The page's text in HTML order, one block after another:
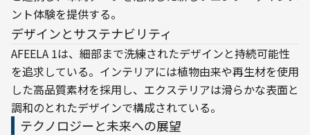
ント体験を提供する。
デザインとサステナビリティ
AFEELA 1は、細部まで洗練されたデザインと持続可能性
を追求している。インテリアには植物由来や再生材を使用
した高品質素材を採用し、エクステリアは滑らかな表面と
調和のとれたデザインで構成されている。
テクノロジーと未来への展望